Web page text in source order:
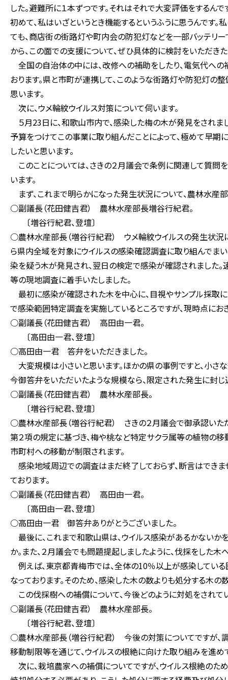
した。避難所に１本ずつです。それはそれで大変評価をするん
初めて、私はいざというとき機能するというふうに思うんです
ても、商店街の街路灯や町内会の防犯灯などを一部バッテリ
から、この面での支援について、ぜひ具体的に検討をいただき
全国の自治体の中には、改修への補助をしたり、電気代へ
おります。県と市町が連携して、このような街路灯や防犯灯の
思います。
次に、ウメ輪紋ウイルス対策について伺います。
５月23日に、和歌山市内で、感染した梅の木が発見をされ
予算をつけてこの事業に取り組んだことによって、極めて早
したいと思います。
このことについては、さきの２月議会で条例に関連して質問
います。
まず、これまで明らかになった発生状況について、農林水産
○副議長（花田健吉君） 農林水産部長増谷行紀君。
〔増谷行紀君、登壇〕
○農林水産部長（増谷行紀君） ウメ輪紋ウイルスの発生状況に
ら県内全域を対象にウイルスの感染確認調査に取り組んでま
染を疑う木が発見され、翌日の検定で感染が確認されました
等の現地調査に着手いたしました。
最初に感染が確認された木を中心に、目視やサンプル採取に
で感染範囲特定調査を実施しているところですが、現時点にお
○副議長（花田健吉君） 高田由一君。
〔高田由一君、登壇〕
○高田由一君 答弁をいただきました。
大変規模は小さいと思います。ほかの県の事例ですと、小さ
今御答弁をいただいたような規模なら、限定された発生に封じ
○副議長（花田健吉君） 農林水産部長。
〔増谷行紀君、登壇〕
○農林水産部長（増谷行紀君） さきの２月議会で御承認い
第２項の規定に基づき、梅や桃など特定サクラ属等の植物の
市町村への移動が制限されます。
感染地域周辺での調査はまだ終了しておらず、断言はでき
ております。
○副議長（花田健吉君） 高田由一君。
〔高田由一君、登壇〕
○高田由一君 御答弁ありがとうございました。
最後に、これまで和歌山県は、ウイルス感染があるかないか
か。また、２月議会でも問題提起しましたように、伐採をした
例えば、東京都青梅市では、全体の10％以上が感染してい
なっております。そのため、感染した木の数よりも処分する木
この伐採樹への補償について、今後どのように対処をされて
○副議長（花田健吉君） 農林水産部長。
〔増谷行紀君、登壇〕
○農林水産部長（増谷行紀君） 今後の対策についてですが、
移動制限等を通じて、ウイルスの根絶に向けた取り組みを進め
次に、栽培農家への補償についてですが、ウイルス根絶の